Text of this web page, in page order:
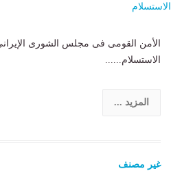
الأمن القومى فى مجلس الشورى
الاستسلام......
المزيد ...
غير مصنف